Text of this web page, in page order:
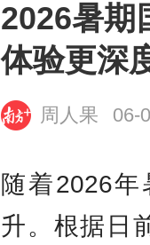
2026暑期
体验更深
周人果 06-
随着2026
升。根据日